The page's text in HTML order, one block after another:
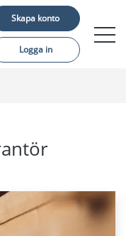
Skapa konto
Logga in